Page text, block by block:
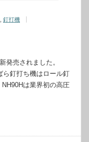
釘打機
発売されました。
ら釘打ち機はロール釘
は業界初の高圧